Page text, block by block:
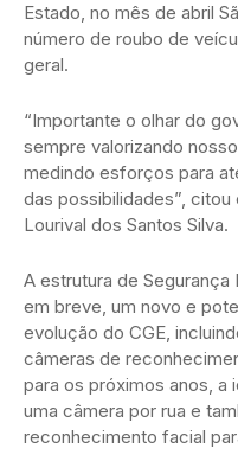
Estado, no mês de abril
número de roubo de
geral.
“Importante o olhar do
sempre valorizando
medindo esforços para
das possibilidades”,
Lourival dos Santos Silva.
A estrutura de Segurança
em breve, um novo e
evolução do CGE,
câmeras de
para os próximos anos, a
uma câmera por rua e
reconhecimento facial